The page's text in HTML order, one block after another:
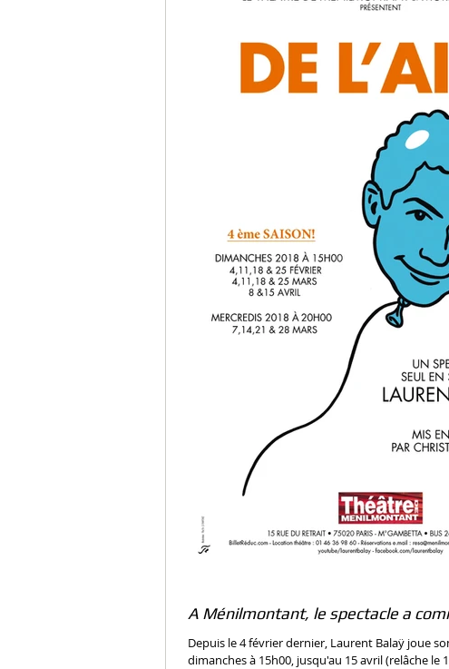
A Ménilmontant, le spectacle a
Depuis le 4 février dernier, Laurent Balaÿ joue
dimanches à 15h00, jusqu'au 15 avril (relâche le